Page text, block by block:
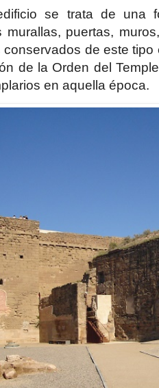
se trata de una
murallas, puertas,
conservados de este
de la Orden del
en aquella época.